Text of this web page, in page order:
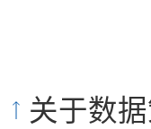
关于数